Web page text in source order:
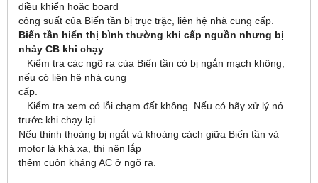
điều khiển hoặc board
công suất của Biến tần bị trục trặc, liên hệ nhà cung cấp.
Biến tần hiển thị bình thường khi cấp nguồn nhưng bị
nhảy CB khi chạy:
Kiểm tra các ngõ ra của Biến tần có bị ngắn mạch không,
nếu có liên hệ nhà cung
cấp.
Kiểm tra xem có lỗi chạm đất không. Nếu có hãy xử lý nó
trước khi chạy lại.
Nếu thỉnh thoảng bị ngắt và khoảng cách giữa Biến tần và
motor là khá xa, thì nên lắp
thêm cuộn kháng AC ở ngõ ra.